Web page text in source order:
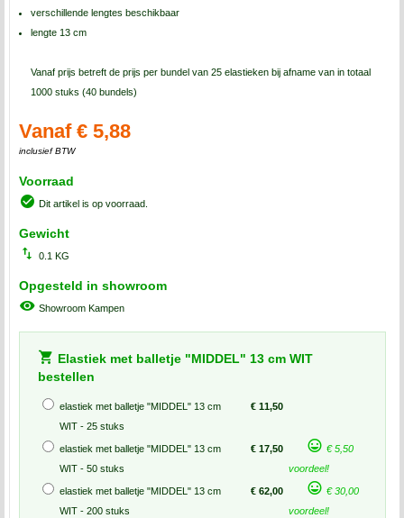
verschillende lengtes beschikbaar
lengte 13 cm
Vanaf prijs betreft de prijs per bundel van 25 elastieken bij afname van in totaal
1000 stuks (40 bundels)
Vanaf € 5,88
inclusief BTW
Voorraad
Dit artikel is op voorraad.
Gewicht
0.1 KG
Opgesteld in showroom
Showroom Kampen
Elastiek met balletje "MIDDEL" 13 cm WIT
bestellen
elastiek met balletje "MIDDEL" 13 cm
WIT - 25 stuks
€ 11,50
elastiek met balletje "MIDDEL" 13 cm
WIT - 50 stuks
€ 17,50
€ 5,50
voordeel!
elastiek met balletje "MIDDEL" 13 cm
WIT - 200 stuks
€ 62,00
€ 30,00
voordeel!